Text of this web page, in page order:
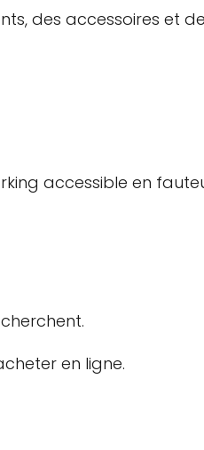
des accessoires et
accessible en
en ligne.